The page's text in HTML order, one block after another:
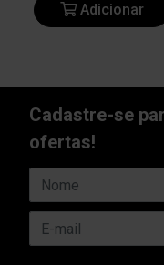
Adicionar
Cadastre-se
ofertas!